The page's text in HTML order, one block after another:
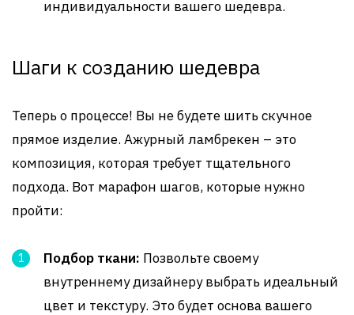
индивидуальности вашего шедевра.
Шаги к созданию шедевра
Теперь о процессе! Вы не будете шить скучное
прямое изделие. Ажурный ламбрекен – это
композиция, которая требует тщательного
подхода. Вот марафон шагов, которые нужно
пройти:
Подбор ткани: Позвольте своему
внутреннему дизайнеру выбрать идеальный
цвет и текстуру. Это будет основа вашего